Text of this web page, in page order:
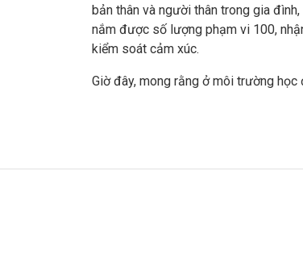
bản thân và người thân trong gia
nắm được số lượng phạm vi 100,
kiểm soát cảm xúc.
Giờ đây, mong rằng ở môi trường